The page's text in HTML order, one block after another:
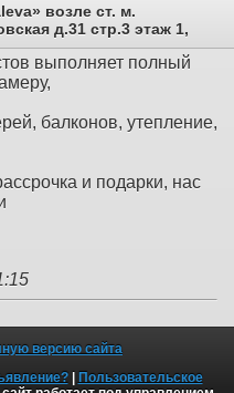
возле ст. м.
д.31 стр.3 этаж 1,
выполняет полный
балконов, утепление,
и подарки, нас
версию сайта
|
Пользовательское